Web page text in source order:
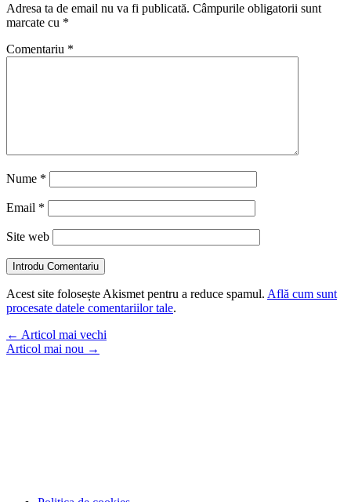
Adresa ta de email nu va fi publicată. Câmpurile obligatorii sunt
marcate cu *
Comentariu *
Nume *
Email *
Site web
Introdu Comentariu
Acest site folosește Akismet pentru a reduce spamul. Află cum sunt
procesate datele comentariilor tale.
← Articol mai vechi
Articol mai nou →